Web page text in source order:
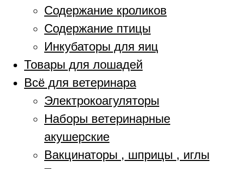
Содержание кроликов
Содержание птицы
Инкубаторы для яиц
Товары для лошадей
Всё для ветеринара
Электрокоагуляторы
Наборы ветеринарные
акушерские
Вакцинаторы , шприцы , иглы